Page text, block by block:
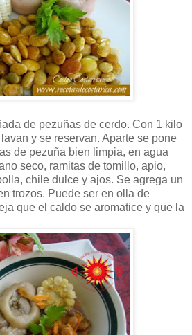
de pezuñas de cerdo. Con 1 kilo
y se reservan. Aparte se pone
de pezuña bien limpia, en agua
seco, ramitas de tomillo, apio,
chile dulce y ajos. Se agrega un
trozos. Puede ser en olla de
que el caldo se aromatice y que la